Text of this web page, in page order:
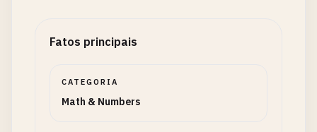
Fatos principais
CATEGORIA
Math & Numbers